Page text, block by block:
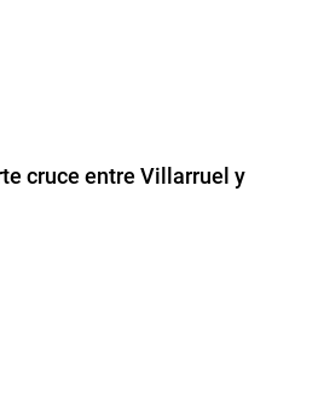
cruce entre Villarruel y